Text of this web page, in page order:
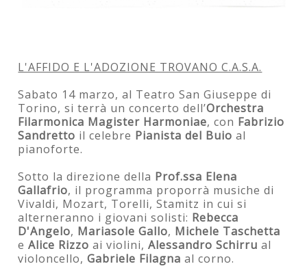
L'AFFIDO E L'ADOZIONE TROVANO C.A.S.A.
Sabato 14 marzo, al Teatro San Giuseppe di
Torino, si terrà un concerto dell’Orchestra
Filarmonica Magister Harmoniae, con Fabrizio
Sandretto il celebre Pianista del Buio al
pianoforte.
Sotto la direzione della Prof.ssa Elena
Gallafrio, il programma proporrà musiche di
Vivaldi, Mozart, Torelli, Stamitz in cui si
alterneranno i giovani solisti: Rebecca
D'Angelo, Mariasole Gallo, Michele Taschetta
eAlice Rizzo ai violini,Alessandro Schirru al
violoncello,Gabriele Filagna al corno.